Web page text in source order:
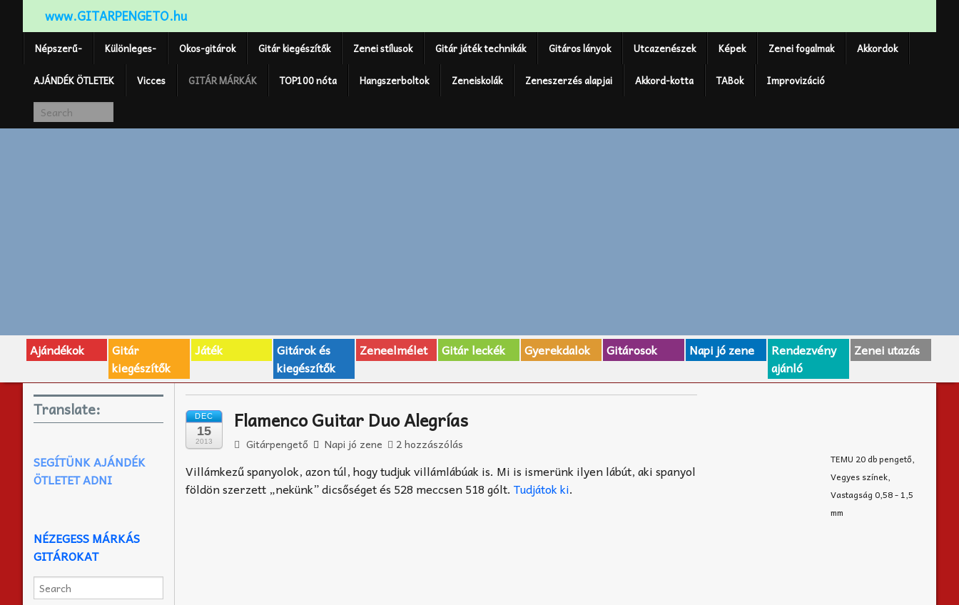
www.GITARPENGETO.hu
Népszerű- Különleges- Okos-gitárok Gitár kiegészítők Zenei stílusok Gitár játék technikák Gitáros lányok Utcazenészek Képek Zenei fogalmak Akkordok
AJÁNDÉK ÖTLETEK Vicces GITÁR MÁRKÁK TOP100 nóta Hangszerboltok Zeneiskolák Zeneszerzés alapjai Akkord-kotta TABok Improvizáció
Ajándékok
Gitár
kiegészítők
Játék
Gitárok és
kiegészítők
Zeneelmélet Gitár leckék Gyerekdalok Gitárosok Napi jó zene
Rendezvény
ajánló
Zenei utazás
DEC
15
2013
Flamenco Guitar Duo Alegrías
Gitárpengető Napi jó zene 2 hozzászólás
Villámkezű spanyolok, azon túl, hogy tudjuk villámlábúak is. Mi is ismerünk ilyen lábút, aki spanyol
földön szerzett „nekünk” dicsőséget és 528 meccsen 518 gólt.Tudjátok ki.
Translate:
SEGÍTÜNK AJÁNDÉK
ÖTLETET ADNI
NÉZEGESS MÁRKÁS
GITÁROKAT
TEMU 20 db pengető,
Vegyes színek,
Vastagság 0,58 - 1,5
mm